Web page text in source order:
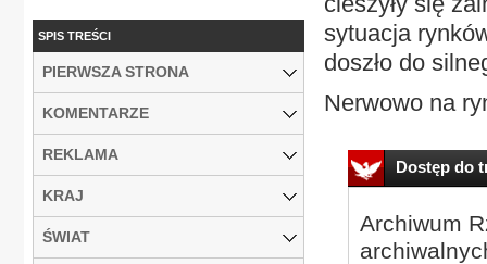
sytuacja
doszło do
Nerwowo na
Dostęp do
Archiwum
SPIS TREŚCI
PIERWSZA STRONA
KOMENTARZE
REKLAMA
KRAJ
ŚWIAT